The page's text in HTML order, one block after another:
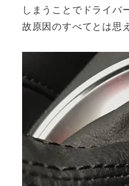
しまうことでドライバ
故原因のすべてとは思